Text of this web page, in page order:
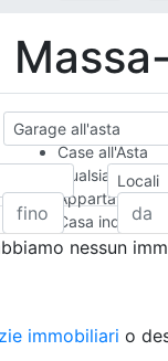
Garage all'asta
Case all'Asta
Qualsiasi
Appartamento
Casa
Casa Semi-
Rustico/Casale
Locali
nessun
immobiliari o